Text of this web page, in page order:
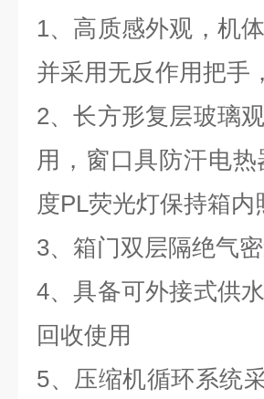
1、 高质感外观，机
并采用无反作用把手
2、长方形复层玻璃
用，窗口具防汗电
度PL荧光灯保持箱内
3、 箱门双层隔绝气
4、具备可外接式供
回收使用
5、 压缩机循环系统